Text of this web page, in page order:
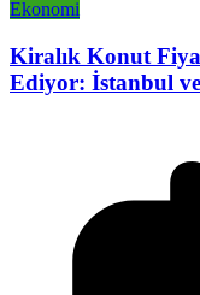
Ekonomi
Kiralık Konut
Ediyor: İstanbul